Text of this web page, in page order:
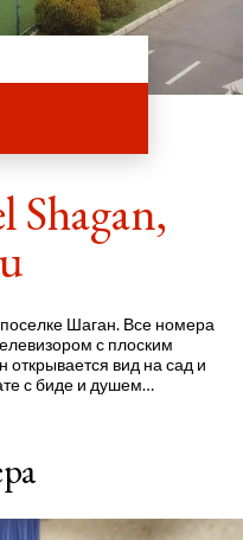
Шаган. Все номера
с плоским
вид на сад и
с биде и душем
косметические
отеля "Арена Шаган"
футбола, волейбола и
для гостей